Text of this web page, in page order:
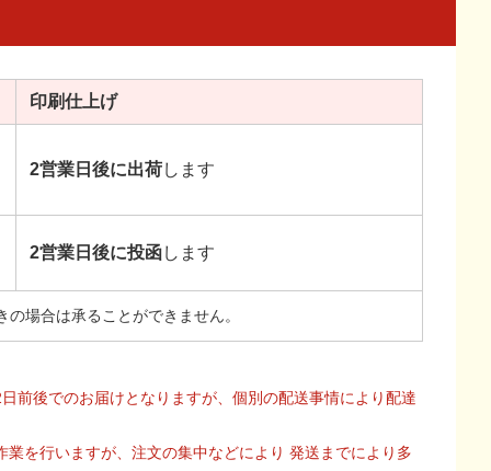
印刷仕上げ
2営業日後に出荷します
2営業日後に投函します
場合は承ることができません。
前後でのお届けとなりますが、個別の配送事情により配達
を行いますが、注文の集中などにより 発送までにより多